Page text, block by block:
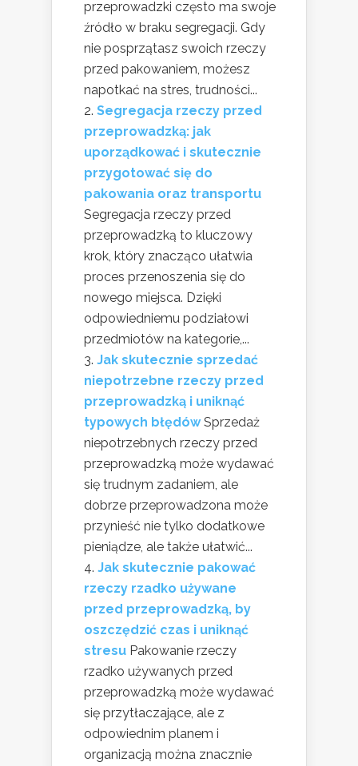
przeprowadzki często ma swoje
źródło w braku segregacji. Gdy
nie posprzątasz swoich rzeczy
przed pakowaniem, możesz
napotkać na stres, trudności...
Segregacja rzeczy przed
przeprowadzką: jak
uporządkować i skutecznie
przygotować się do
pakowania oraz transportu
Segregacja rzeczy przed
przeprowadzką to kluczowy
krok, który znacząco ułatwia
proces przenoszenia się do
nowego miejsca. Dzięki
odpowiedniemu podziałowi
przedmiotów na kategorie,...
Jak skutecznie sprzedać
niepotrzebne rzeczy przed
przeprowadzką i uniknąć
typowych błędów Sprzedaż
niepotrzebnych rzeczy przed
przeprowadzką może wydawać
się trudnym zadaniem, ale
dobrze przeprowadzona może
przynieść nie tylko dodatkowe
pieniądze, ale także ułatwić...
Jak skutecznie pakować
rzeczy rzadko używane
przed przeprowadzką, by
oszczędzić czas i uniknąć
stresu Pakowanie rzeczy
rzadko używanych przed
przeprowadzką może wydawać
się przytłaczające, ale z
odpowiednim planem i
organizacją można znacznie